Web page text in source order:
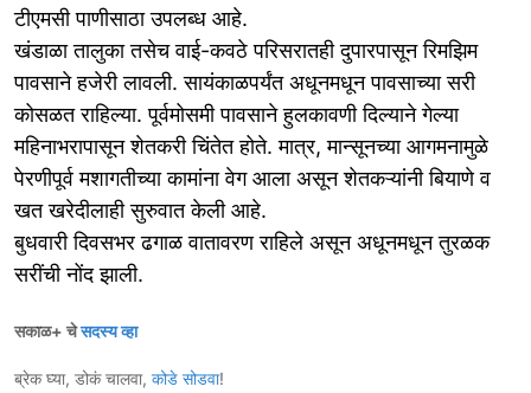
टीएमसी पाणीसाठा उपलब्ध आहे.
खंडाळा तालुका तसेच वाई-कवठे परिसरातही दुपारपासून रिमझिम
पावसाने हजेरी लावली. सायंकाळपर्यंत अधूनमधून पावसाच्या सरी
कोसळत राहिल्या. पूर्वमोसमी पावसाने हुलकावणी दिल्याने गेल्या
महिनाभरापासून शेतकरी चिंतेत होते. मात्र, मान्सूनच्या आगमनामुळे
पेरणीपूर्व मशागतीच्या कामांना वेग आला असून शेतकऱ्यांनी बियाणे व
खत खरेदीलाही सुरुवात केली आहे.
बुधवारी दिवसभर ढगाळ वातावरण राहिले असून अधूनमधून तुरळक
सरींची नोंद झाली.
सकाळ+ चेसदस्य व्हा
ब्रेक घ्या, डोकं चालवा, कोडे सोडवा!